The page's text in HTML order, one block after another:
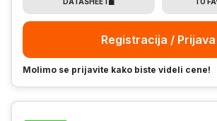
Registracija / Prijava
Molimo se prijavite kako biste videli cene!